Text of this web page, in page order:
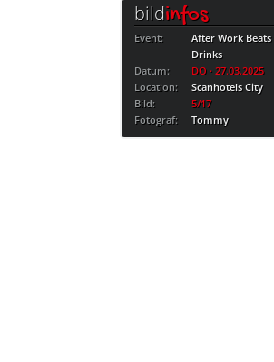
bildinfos
Event:
After Work Beats
Drinks
Datum:
DO · 27.03.2025
Location:
Scanhotels City
Bild:
5/17
Fotograf:
Tommy